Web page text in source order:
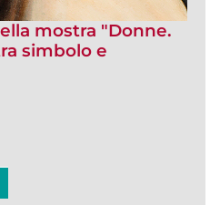
mostra "Donne.
simbolo e